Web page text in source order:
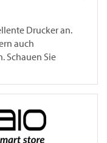
Drucker an.
auch
Schauen Sie